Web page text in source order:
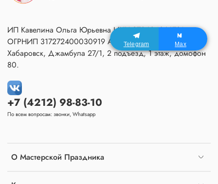
О Мастерской Праздника
+7 (4212) 98-83-10
По всем вопросам: звонки, Whatsapp
ИП Кавелина Ольга Юрьевна ИНН 270604366791
ОГРНИП 317272400030919 Адрес Мастерской:
Хабаровск, Джамбула 27/1, 2 подъезд, 1 этаж, домофон
80.
Telegram Max